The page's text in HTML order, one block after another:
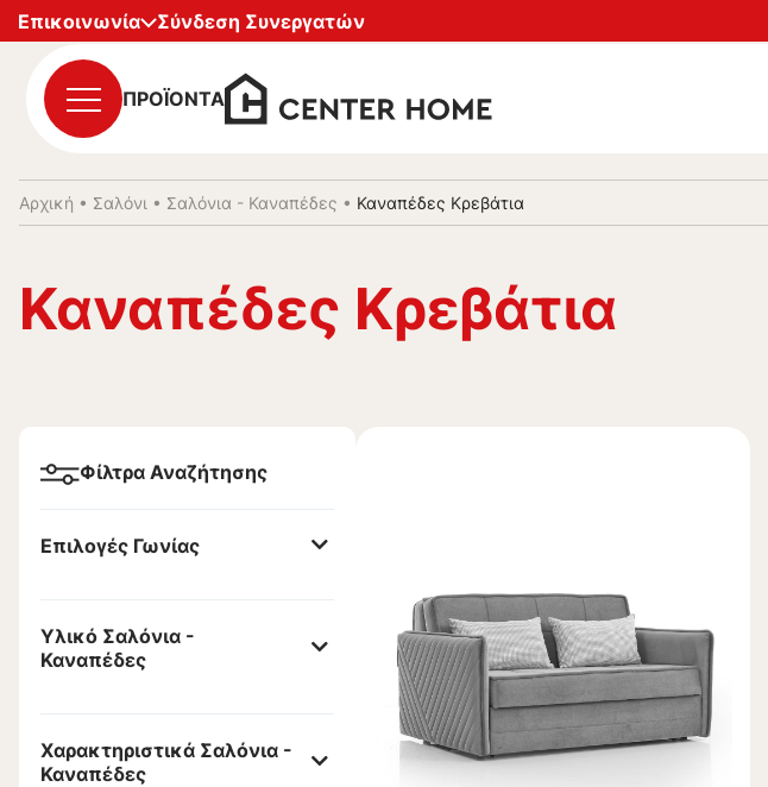
Επικοινωνία
Σύνδεση Συνεργατών
ΠΡΟΪΟΝΤΑ
Αρχική • Σαλόνι • Σαλόνια - Καναπέδες • Καναπέδες Κρεβάτια
Καναπέδες Κρεβάτια
Φίλτρα Αναζήτησης
Επιλογές Γωνίας
Υλικό Σαλόνια -
Καναπέδες
Χαρακτηριστικά Σαλόνια -
Καναπέδες